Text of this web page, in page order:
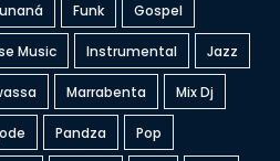
Funk Gospel
Music Instrumental Jazz
Marrabenta Mix Dj
Pandza Pop